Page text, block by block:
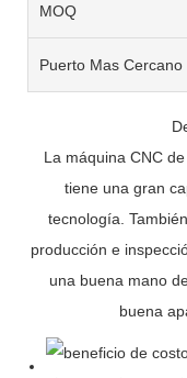
MOQ
Puerto Mas Cercano
La máquina CNC
tiene una gran
tecnología.
producción e
una buena mano
buena